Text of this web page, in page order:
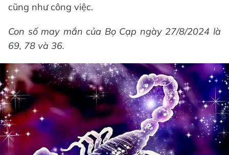
cũng như công việc.
Con số may mắn của Bọ Cạp ngày 27/8/2024 là
69, 78 và 36.